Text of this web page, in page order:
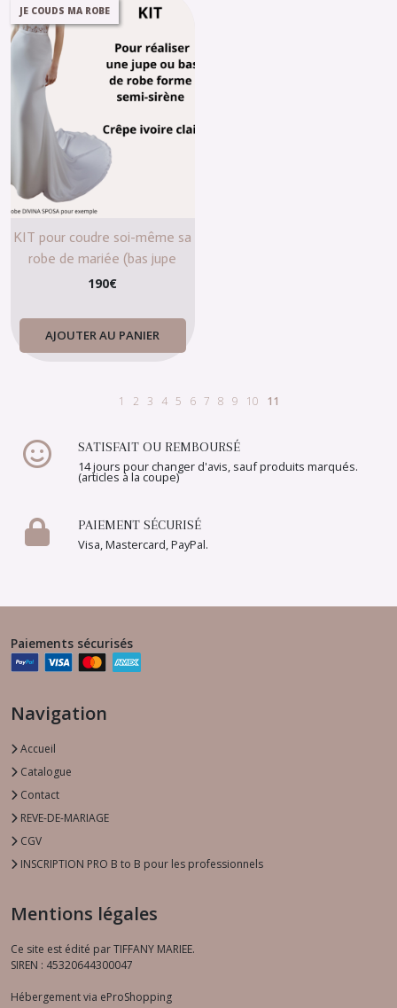
JE COUDS MA ROBE
KIT pour coudre soi-même sa
robe de mariée (bas jupe
semi-sirène)
190€
AJOUTER AU PANIER
1 2 3 4 5 6 7 8 9 10 11
SATISFAIT OU REMBOURSÉ
14 jours pour changer d'avis, sauf produits marqués.
(articles à la coupe)
PAIEMENT SÉCURISÉ
Visa, Mastercard, PayPal.
Paiements sécurisés
Navigation
Accueil
Catalogue
Contact
REVE-DE-MARIAGE
CGV
INSCRIPTION PRO B to B pour les professionnels
Mentions légales
Ce site est édité par TIFFANY MARIEE.
SIREN : 45320644300047
Hébergement via eProShopping